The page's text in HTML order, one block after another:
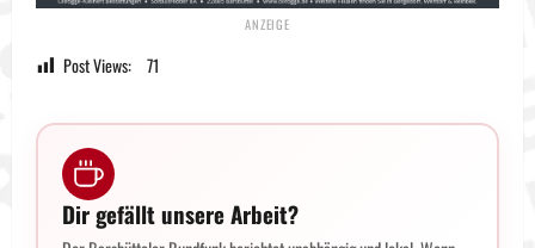
Post Views: 71
Dir gefällt unsere Arbeit?